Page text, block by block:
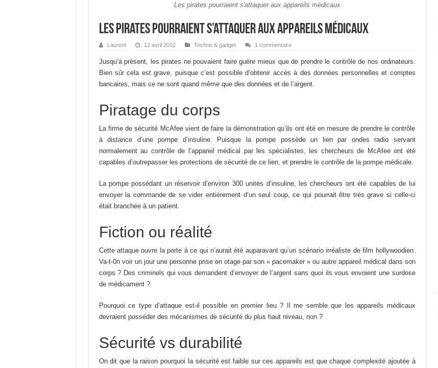
Les pirates pourraient s'attaquer aux appareils médicaux
Les pirates pourraient s’attaquer aux appareils médicaux
Laurent 12 avril 2012 Techno & gadget 1 commentaire
Jusqu’à présent, les pirates ne pouvaient faire guère mieux que de prendre le contrôle de nos ordinateurs.
Bien sûr cela est grave, puisque c’est possible d’obtenir accès à des données personnelles et comptes
bancaires, mais ce ne sont quand même que des données et de l’argent.
Piratage du corps
La firme de sécurité McAfee vient de faire la démonstration qu’ils ont été en mesure de prendre le contrôle
à distance d’une pompe d’insuline. Puisque la pompe possède un lien par ondes radio servant
normalement au contrôle de l’appareil médical par les spécialistes, les chercheurs de McAfee ont été
capables d’outrepasser les protections de sécurité de ce lien, et prendre le contrôle de la pompe médicale.
La pompe possédant un réservoir d’environ 300 unités d’insuline, les chercheurs ont été capables de lui
envoyer la commande de se vider entièrement d’un seul coup, ce qui pourrait être très grave si celle-ci
était branchée à un patient.
Fiction ou réalité
Cette attaque ouvre la porte à ce qui n’aurait été auparavant qu’un scénario irréaliste de film hollywoodien.
Va-t-0n voir un jour une personne prise en otage par son « pacemaker » ou autre appareil médical dans son
corps ? Des criminels qui vous demandent d’envoyer de l’argent sans quoi ils vous envoient une surdose
de médicament ?
Pourquoi ce type d’attaque est-il possible en premier lieu ? Il me semble que les appareils médicaux
devraient posséder des mécanismes de sécurité du plus haut niveau, non ?
Sécurité vs durabilité
On dit que la raison pourquoi la sécurité est faible sur ces appareils est que chaque complexité ajoutée à